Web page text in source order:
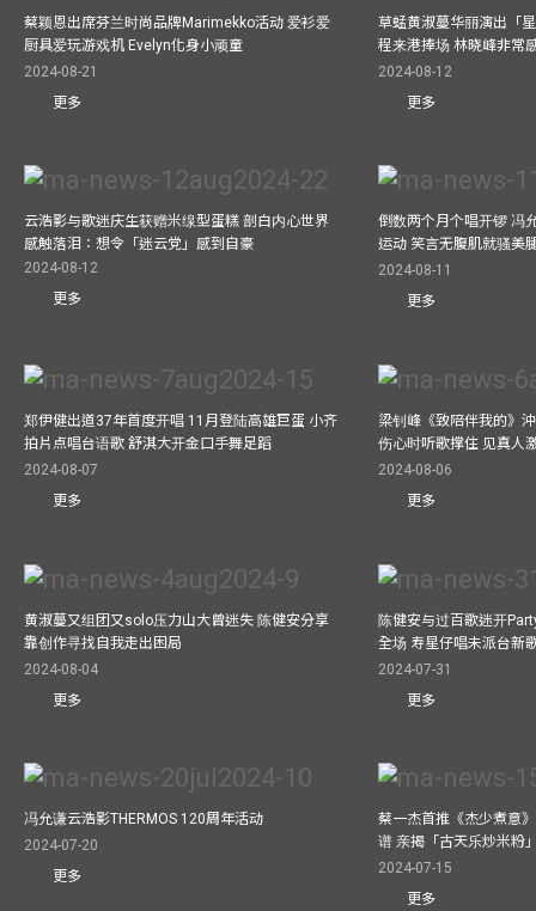
蔡颖恩出席芬兰时尚品牌Marimekko活动 爱衫爱
厨具爱玩游戏机 Evelyn化身小顽童
2024-08-21
更多
草蜢黄淑蔓华丽演出「
程来港捧场 林晓峰非常
2024-08-12
更多
云浩影与歌迷庆生获赠米缐型蛋糕 剖白内心世界
感触落泪：想令「迷云党」感到自豪
2024-08-12
更多
倒数两个月个唱开锣 冯
运动 笑言无腹肌就骚美
2024-08-11
更多
郑伊健出道37年首度开唱 11月登陆高雄巨蛋 小齐
拍片点唱台语歌 舒淇大开金口手舞足蹈
2024-08-07
更多
梁钊峰《致陪伴我的》
伤心时听歌撑住 见真人
2024-08-06
更多
黄淑蔓又组团又solo压力山大曾迷失 陈健安分享
靠创作寻找自我走出困局
2024-08-04
更多
陈健安与过百歌迷开
全场 寿星仔唱未派台新
2024-07-31
更多
冯允谦云浩影THERMOS 120周年活动
2024-07-20
更多
蔡一杰首推《杰少煮意
谱 亲揭「古天乐炒米粉
2024-07-15
更多